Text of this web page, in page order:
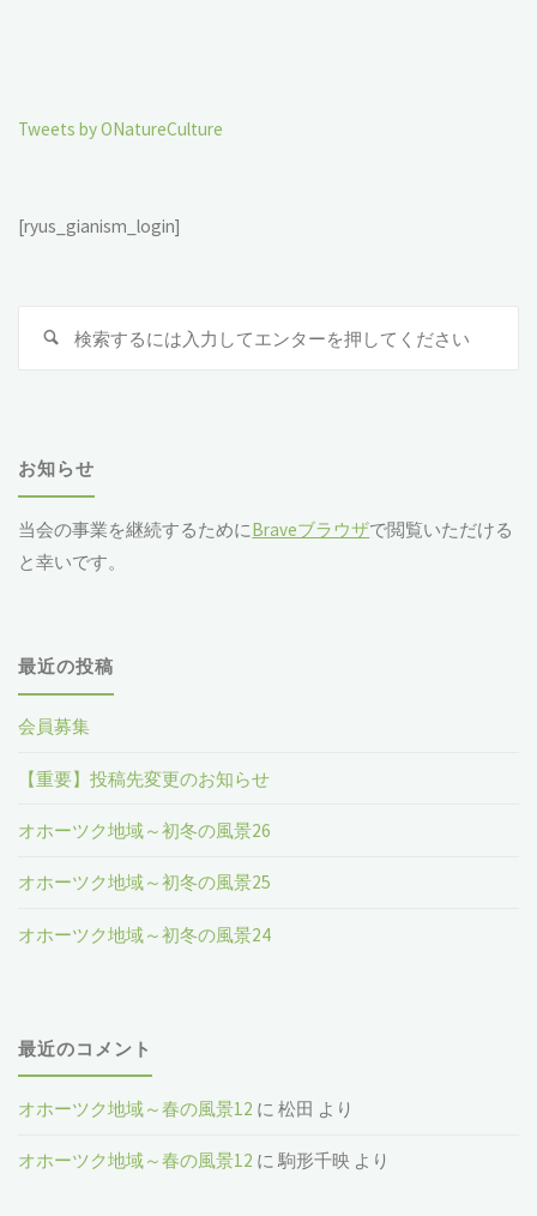
Tweets by ONatureCulture
[ryus_gianism_login]
お知らせ
当会の事業を継続するためにBraveブラウザで閲覧いただける
と幸いです。
最近の投稿
会員募集
【重要】投稿先変更のお知らせ
オホーツク地域～初冬の風景26
オホーツク地域～初冬の風景25
オホーツク地域～初冬の風景24
最近のコメント
オホーツク地域～春の風景12 に松田 より
オホーツク地域～春の風景12 に駒形千映 より